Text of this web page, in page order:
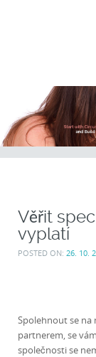
CONTENT
Věřit
vyplatí
POSTED ON: 26. 10.
Spolehnout se
partnerem, se
společnosti se